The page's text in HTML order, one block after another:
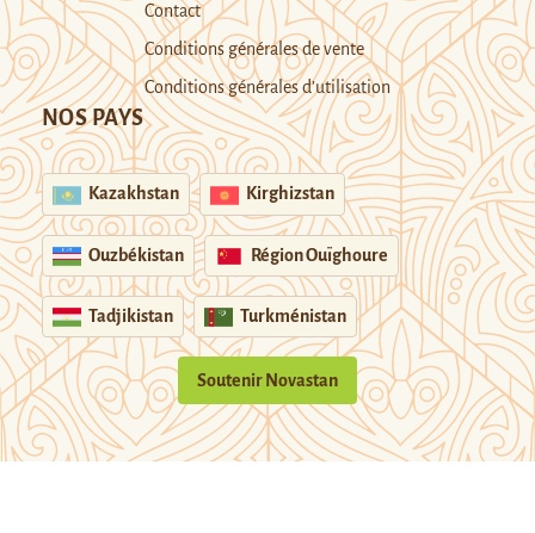
Contact
Conditions générales de vente
Conditions générales d’utilisation
NOS PAYS
Kazakhstan Kirghizstan
Ouzbékistan Région Ouïghoure
Tadjikistan Turkménistan
Soutenir Novastan